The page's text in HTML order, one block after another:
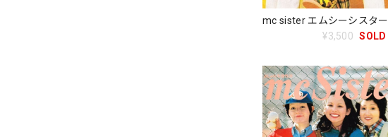
mc sister エムシーシスタ
¥3,500